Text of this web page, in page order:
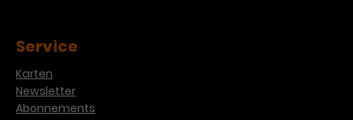
Service
Karten
Newsletter
Abonnements